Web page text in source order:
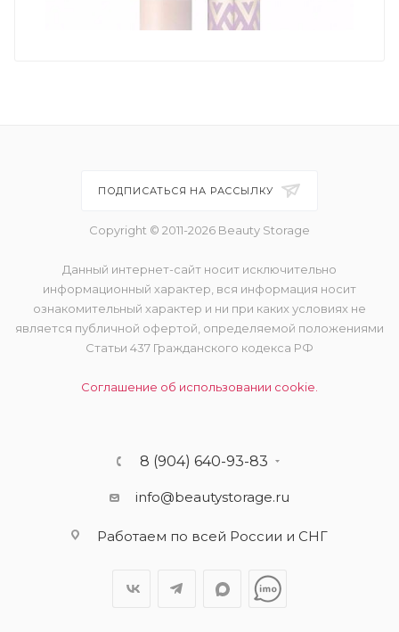
ПОДПИСАТЬСЯ НА РАССЫЛКУ
Copyright © 2011-2026 Beauty Storage
Данный интернет-сайт носит исключительно
информационный характер, вся информация носит
ознакомительный характер и ни при каких условиях не
является публичной офертой, определяемой положениями
Статьи 437 Гражданского кодекса РФ
Соглашение об использовании cookie.
8 (904) 640-93-83
info@beautystorage.ru
Работаем по всей России и СНГ